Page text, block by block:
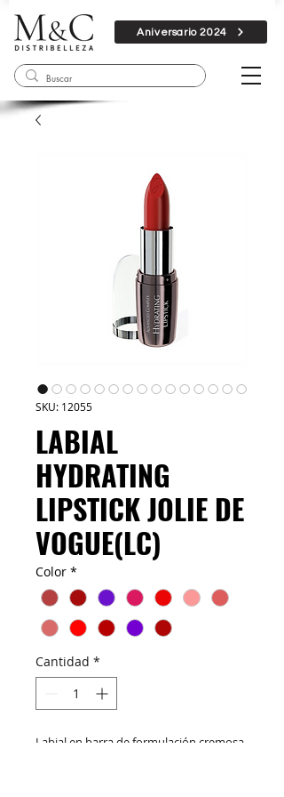
Aniversario 2024
SKU: 12055
LABIAL
HYDRATING
LIPSTICK JOLIE DE
VOGUE(LC)
Color *
Cantidad *
Labial en barra de formulación cremosa,